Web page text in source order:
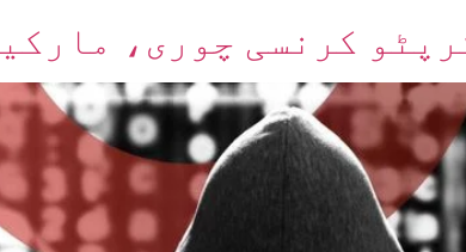
کرنسی چوری،